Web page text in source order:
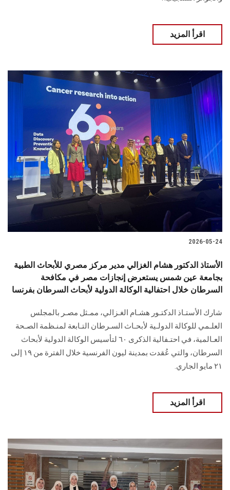
اقرأ المزيد
2026-05-24
الأستاذ الدكتور هشام الغزالي مدير مركز مصري للأبحاث الطبية
بجامعة عين شمس يستعرض إنجازات مصر في مكافحة
السرطان خلال احتفالية الوكالة الدولية لأبحاث السرطان بفرنسا
شارك الأستـاذ الدكتـور هشـام الغـزالي، ممـثل مصـر بالمجلس
العلـمي للوكالة الدولـية لأبحـاث السـرطان التـابعة لمنـظمة الصـحة
العـالمية، في احتـفالية الذكرى ٦٠ لتأسيس الوكالة الدولية لأبحاث
السرطان، والتي عُقدت بمدينة ليون الفرنسية خلال الفترة من ١٩ إلى
٢١ مايو الجاري.
اقرأ المزيد